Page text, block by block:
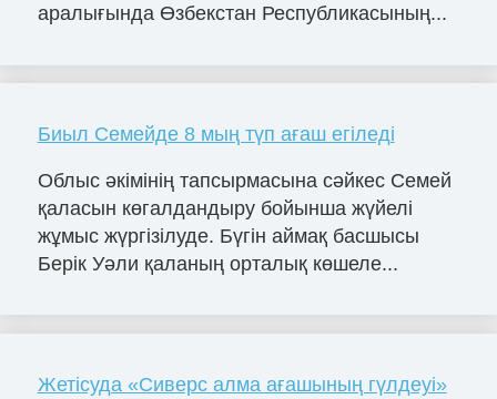
аралығында Өзбекстан Республикасының...
Биыл Семейде 8 мың түп ағаш егіледі
Облыс әкімінің тапсырмасына сәйкес Семей
қаласын көгалдандыру бойынша жүйелі
жұмыс жүргізілуде. Бүгін аймақ басшысы
Берік Уәли қаланың орталық көшеле...
Жетісуда «Сиверс алма ағашының гүлдеуі»